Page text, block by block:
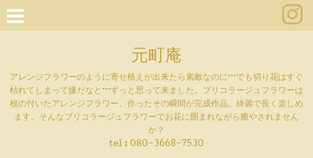
元町庵
アレンジフラワーのように寄せ植えが出来たら素敵なのに···でも切り花はすぐ
枯れてしまって嫌だなと···ずっと思って来ました。ブリコラージュフラワーは
根の付いたアレンジフラワー。作ったその瞬間が完成作品。綺麗で長く楽しめ
ます。そんなブリコラージュフラワーでお花に囲まれながら癒やされません
か？
tel : 080-3668-7530